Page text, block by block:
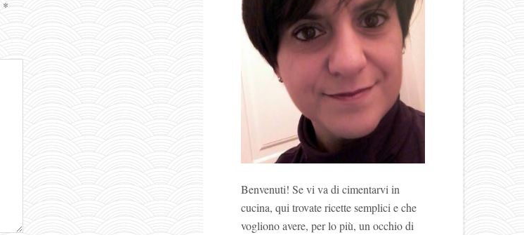
*
Benvenuti! Se vi va di cimentarvi in
cucina, qui trovate ricette semplici e che
vogliono avere, per lo più, un occhio di